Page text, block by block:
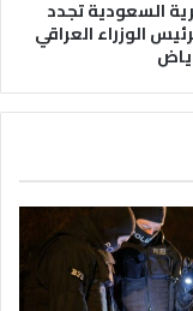
السعودية تجدد
الوزراء العراقي